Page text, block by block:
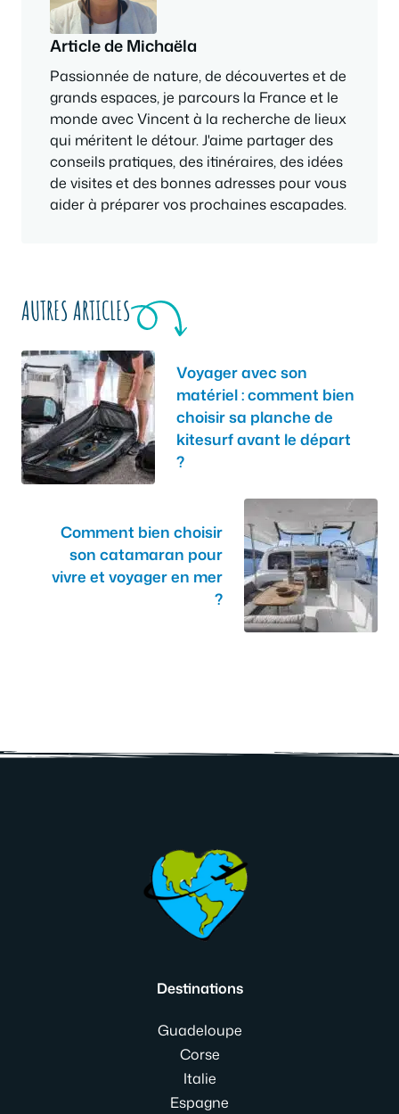
Article de Michaëla
Passionnée de nature, de découvertes et de
grands espaces, je parcours la France et le
monde avec Vincent à la recherche de lieux
qui méritent le détour. J'aime partager des
conseils pratiques, des itinéraires, des idées
de visites et des bonnes adresses pour vous
aider à préparer vos prochaines escapades.
AUTRES ARTICLES
Voyager avec son
matériel : comment bien
choisir sa planche de
kitesurf avant le départ
?
Comment bien choisir
son catamaran pour
vivre et voyager en mer
?
Destinations
Guadeloupe
Corse
Italie
Espagne